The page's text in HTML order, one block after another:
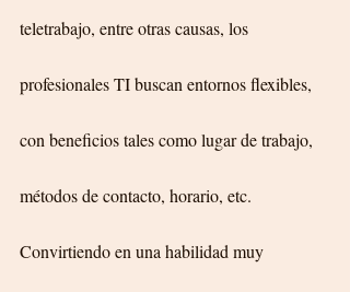
teletrabajo, entre otras causas, los
profesionales TI buscan entornos flexibles,
con beneficios tales como lugar de trabajo,
métodos de contacto, horario, etc.
Convirtiendo en una habilidad muy